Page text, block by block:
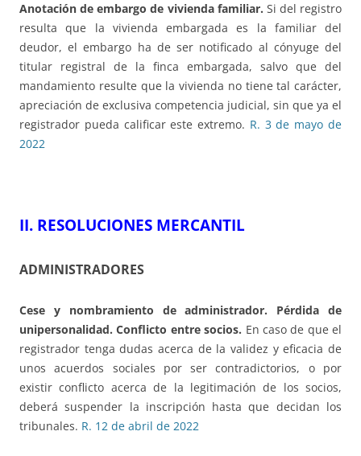
Anotación de embargo de vivienda familiar. Si del registro
resulta que la vivienda embargada es la familiar del
deudor, el embargo ha de ser notificado al cónyuge del
titular registral de la finca embargada, salvo que del
mandamiento resulte que la vivienda no tiene tal carácter,
apreciación de exclusiva competencia judicial, sin que ya el
registrador pueda calificar este extremo. R. 3 de mayo de
2022
II. RESOLUCIONES MERCANTIL
ADMINISTRADORES
Cese y nombramiento de administrador. Pérdida de
unipersonalidad. Conflicto entre socios. En caso de que el
registrador tenga dudas acerca de la validez y eficacia de
unos acuerdos sociales por ser contradictorios, o por
existir conflicto acerca de la legitimación de los socios,
deberá suspender la inscripción hasta que decidan los
tribunales. R. 12 de abril de 2022